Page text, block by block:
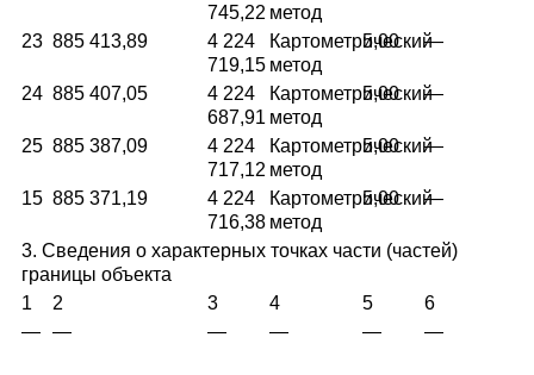
745,22 метод
23 885 413,89
4 224
719,15
Картометрический
метод
5,00 —
24 885 407,05
4 224
687,91
Картометрический
метод
5,00 —
25 885 387,09
4 224
717,12
Картометрический
метод
5,00 —
15 885 371,19
4 224
716,38
Картометрический
метод
5,00 —
3. Сведения о характерных точках части (частей)
границы объекта
1
2 3 4 5
6
— — — — — —